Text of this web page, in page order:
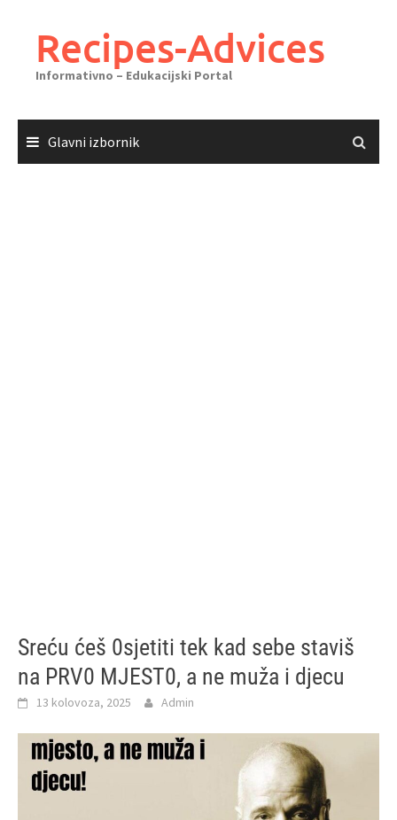
sadržajaRecipes-Advices
Informativno – Edukacijski Portal
Glavni izbornik
Sreću ćeš 0sjetiti tek kad sebe staviš
na PRV0 MJEST0, a ne muža i djecu
13 kolovoza, 2025 Admin